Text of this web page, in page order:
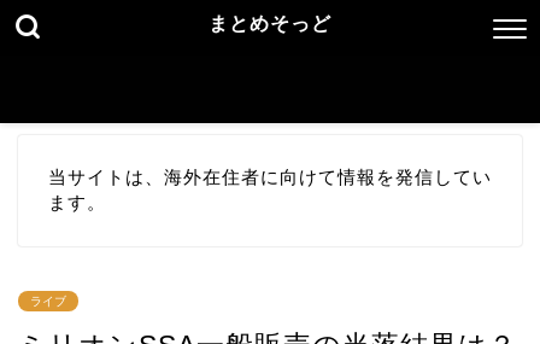
まとめそっど
当サイトは、海外在住者に向けて情報を発信してい
ます。
ライブ